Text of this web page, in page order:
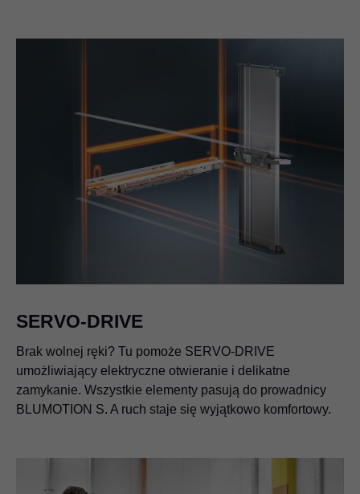
SERVO-DRIVE
Brak wolnej ręki? Tu pomoże SERVO-DRIVE
umożliwiający elektryczne otwieranie i delikatne
zamykanie. Wszystkie elementy pasują do prowadnicy
BLUMOTION S. A ruch staje się wyjątkowo komfortowy.